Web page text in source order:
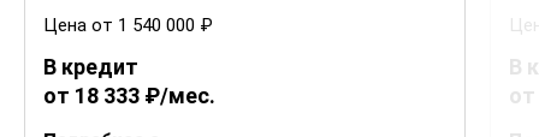
Цена от 1 540 000 ₽
В кредит
от 18 333 ₽/мес.
В